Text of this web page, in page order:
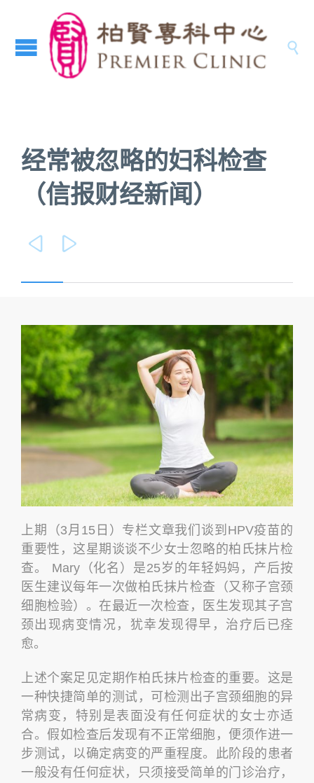

经常被忽略的妇科检查
（信报财经新闻）
 
上期（3月15日）专栏文章我们谈到HPV疫苗的
重要性，这星期谈谈不少女士忽略的柏氏抹片检
查。 Mary（化名）是25岁的年轻妈妈，产后按
医生建议每年一次做柏氏抹片检查（又称子宫颈
细胞检验）。在最近一次检查，医生发现其子宫
颈出现病变情况，犹幸发现得早，治疗后已痊
愈。
上述个案足见定期作柏氏抹片检查的重要。这是
一种快捷简单的测试，可检测出子宫颈细胞的异
常病变，特别是表面没有任何症状的女士亦适
合。假如检查后发现有不正常细胞，便须作进一
步测试，以确定病变的严重程度。此阶段的患者
一般没有任何症状，只须接受简单的门诊治疗，